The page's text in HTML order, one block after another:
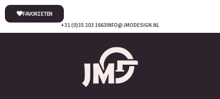
INFO@JMODESIGN.NL
+31 (0)35 203 1663
FAVORIETEN